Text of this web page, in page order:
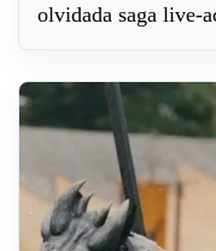
olvidada saga live-